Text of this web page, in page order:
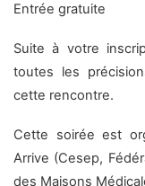
Entrée gratuite
Suite à votre
toutes les
cette rencontre.
Cette soirée est
Arrive (Cesep,
des Maisons